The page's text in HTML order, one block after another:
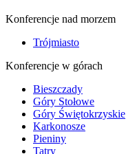
Konferencje nad morzem
Trójmiasto
Konferencje w górach
Bieszczady
Góry Stołowe
Góry Świętokrzyskie
Karkonosze
Pieniny
Tatry